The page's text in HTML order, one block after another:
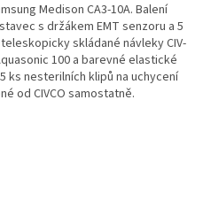
Medison CA3-10A. Balení
s držákem EMT senzoru a 5
skládané návleky CIV-
100 a barevné elastické
ks nesterilních klipů na uchycení
od CIVCO samostatně.